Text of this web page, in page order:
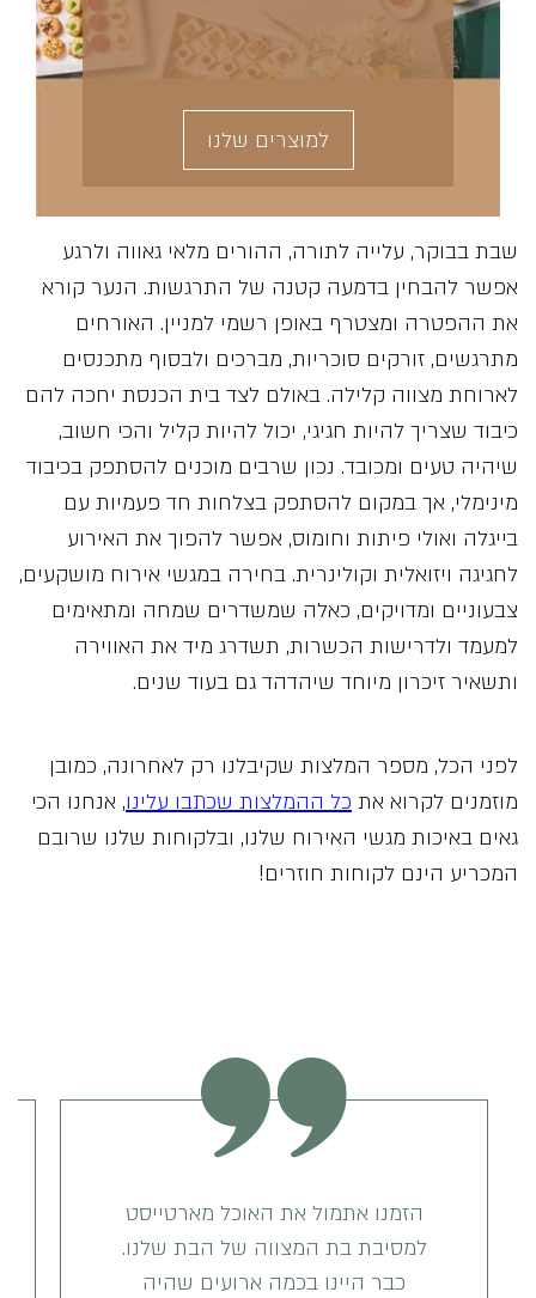
למוצרים שלנו
שבת בבוקר, עלייה לתורה, ההורים מלאי גאווה ולרגע
אפשר להבחין בדמעה קטנה של התרגשות. הנער קורא
את ההפטרה ומצטרף באופן רשמי למניין. האורחים
מתרגשים, זורקים סוכריות, מברכים ולבסוף מתכנסים
לארוחת מצווה קלילה. באולם לצד בית הכנסת יחכה להם
כיבוד שצריך להיות חגיגי, יכול להיות קליל והכי חשוב,
שיהיה טעים ומכובד. נכון שרבים מוכנים להסתפק בכיבוד
מינימלי, אך במקום להסתפק בצלחות חד פעמיות עם
בייגלה ואולי פיתות וחומוס, אפשר להפוך את האירוע
לחגיגה ויזואלית וקולינרית. בחירה במגשי אירוח מושקעים,
צבעוניים ומדויקים, כאלה שמשדרים שמחה ומתאימים
למעמד ולדרישות הכשרות, תשדרג מיד את האווירה
ותשאיר זיכרון מיוחד שיהדהד גם בעוד שנים.
לפני הכל, מספר המלצות שקיבלנו רק לאחרונה, כמובן
מוזמנים לקרוא את כל ההמלצות שכתבו עלינו, אנחנו הכי
גאים באיכות מגשי האירוח שלנו, ובלקוחות שלנו שרובם
המכריע הינם לקוחות חוזרים!
הזמנו אתמול את האוכל מארטייסט
למסיבת בת המצווה של הבת שלנו.
כבר היינו בכמה ארועים שהיה